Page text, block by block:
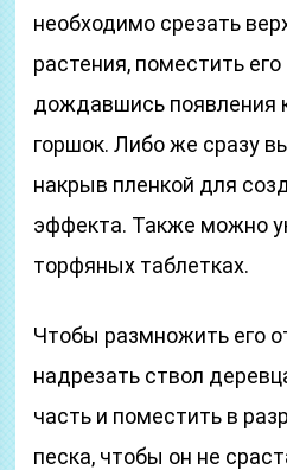
необходимо срезать
растения, поместить его
дождавшись появления
горшок. Либо же сразу
накрыв пленкой для
эффекта. Также можно
торфяных таблетках.
Чтобы размножить его
надрезать ствол
часть и поместить в
песка, чтобы он не